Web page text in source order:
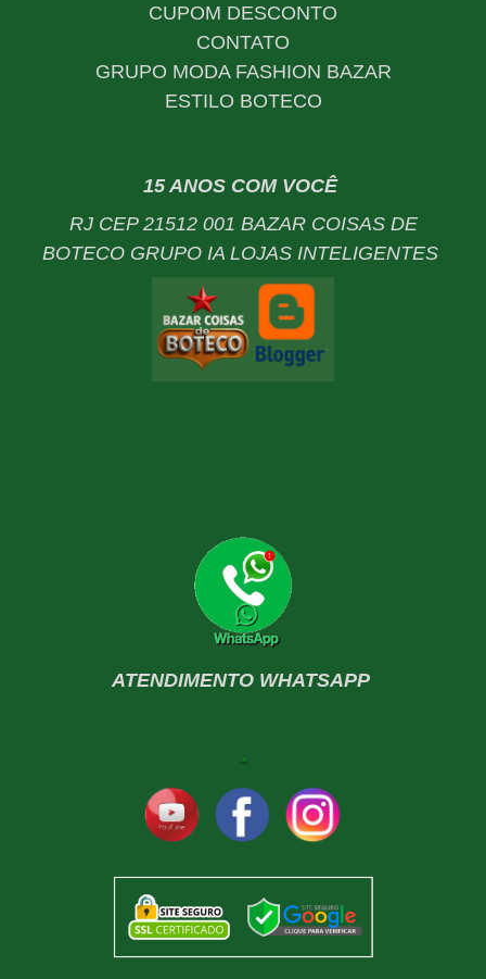
CUPOM DESCONTO
CONTATO
GRUPO MODA FASHION BAZAR
ESTILO BOTECO
15 ANOS COM VOCÊ
RJ CEP 21512 001 BAZAR COISAS DE
BOTECO GRUPO IA LOJAS INTELIGENTES
ATENDIMENTO WHATSAPP